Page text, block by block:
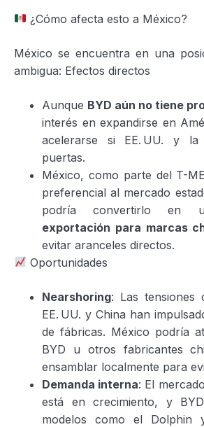
¿Cómo afecta esto a México?
México se encuentra en una
ambigua: Efectos directos
Aunque BYD aún no tiene
interés en expandirse en
acelerarse si EE. UU. y
puertas.
México, como parte del T-
preferencial al mercado
podría convertirlo en
exportación para marcas
evitar aranceles directos.
Oportunidades
Nearshoring: Las tensiones
EE. UU. y China han
de fábricas. México podría
BYD u otros fabricantes
ensamblar localmente para
Demanda interna: El
está en crecimiento, y
modelos como el